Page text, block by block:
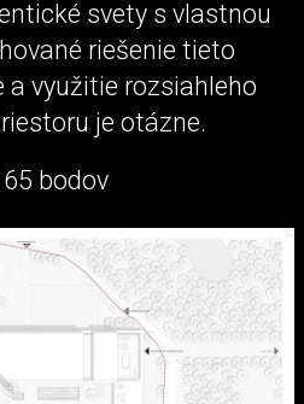
svety s vlastnou
riešenie tieto
a využitie rozsiahleho
je otázne.
bodov